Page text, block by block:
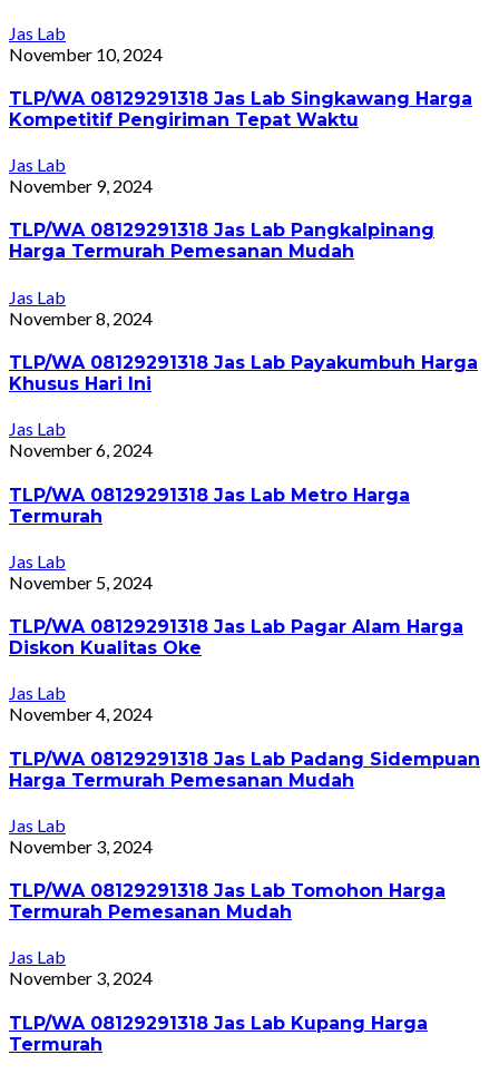
Jas Lab
November 10, 2024
TLP/WA 08129291318 Jas Lab Singkawang Harga
Kompetitif Pengiriman Tepat Waktu
Jas Lab
November 9, 2024
TLP/WA 08129291318 Jas Lab Pangkalpinang
Harga Termurah Pemesanan Mudah
Jas Lab
November 8, 2024
TLP/WA 08129291318 Jas Lab Payakumbuh Harga
Khusus Hari Ini
Jas Lab
November 6, 2024
TLP/WA 08129291318 Jas Lab Metro Harga
Termurah
Jas Lab
November 5, 2024
TLP/WA 08129291318 Jas Lab Pagar Alam Harga
Diskon Kualitas Oke
Jas Lab
November 4, 2024
TLP/WA 08129291318 Jas Lab Padang Sidempuan
Harga Termurah Pemesanan Mudah
Jas Lab
November 3, 2024
TLP/WA 08129291318 Jas Lab Tomohon Harga
Termurah Pemesanan Mudah
Jas Lab
November 3, 2024
TLP/WA 08129291318 Jas Lab Kupang Harga
Termurah